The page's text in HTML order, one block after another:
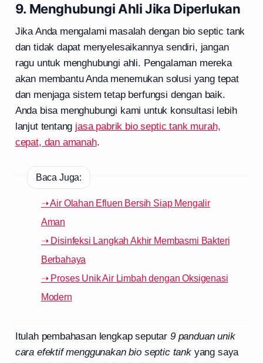
9. Menghubungi Ahli Jika Diperlukan
Jika Anda mengalami masalah dengan bio septic tank
dan tidak dapat menyelesaikannya sendiri, jangan
ragu untuk menghubungi ahli. Pengalaman mereka
akan membantu Anda menemukan solusi yang tepat
dan menjaga sistem tetap berfungsi dengan baik.
Anda bisa menghubungi kami untuk konsultasi lebih
lanjut tentang jasa pabrik bio septic tank murah,
cepat, dan amanah.
Baca Juga:
➝ Air Olahan Efluen Bersih Siap Mengalir
Aman
➝ Disinfeksi Langkah Akhir Membasmi Bakteri
Berbahaya
➝ Proses Unik Air Limbah dengan Oksigenasi
Modern
Itulah pembahasan lengkap seputar 9 panduan unik
cara efektif menggunakan bio septic tankyang saya